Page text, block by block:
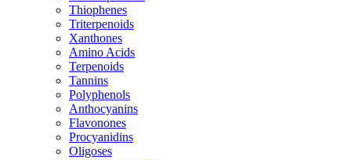
Thiophenes
Triterpenoids
Xanthones
Amino Acids
Terpenoids
Tannins
Polyphenols
Anthocyanins
Flavonones
Procyanidins
Oligoses